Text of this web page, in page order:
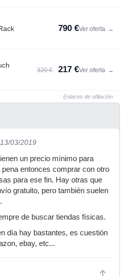
790 €Ver oferta →
320 € 217 €Ver oferta →
Enlaces de afiliación
03/2019
un precio mínimo para
entonces comprar con otro
para ese fin. Hay otras que
gratuito, pero también suelen
de buscar tiendas físicas.
día hay bastantes, es cuestión
ebay, etc...